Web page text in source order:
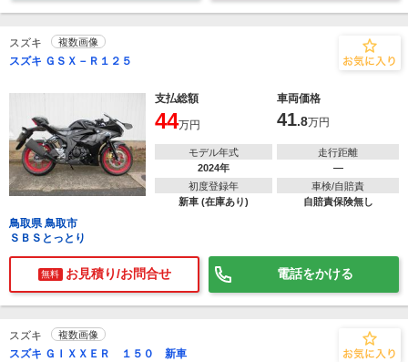
スズキ 複数画像
スズキ ＧＳＸ－Ｒ１２５
支払総額 車両価格
44万円 41.8万円
モデル年式
2024年
走行距離
―
初度登録年
新車 (在庫あり)
車検/自賠責
自賠責保険無し
鳥取県 鳥取市
ＳＢＳとっとり
無料 お見積り/お問合せ 電話をかける
スズキ 複数画像
スズキ ＧＩＸＸＥＲ １５０ 新車